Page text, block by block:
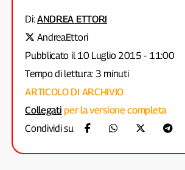
Di:ANDREA ETTORI
AndreaEttori
Pubblicato il 10 Luglio 2015 - 11:00
Tempo di lettura: 3 minuti
ARTICOLO DI ARCHIVIO
Collegati per la versione completa
Condividi su